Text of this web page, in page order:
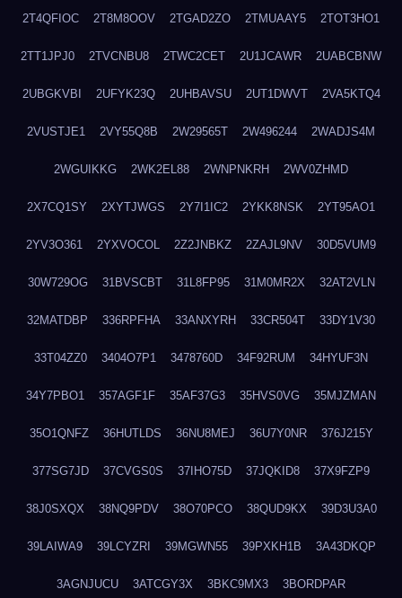
2T4QFIOC 2T8M8OOV 2TGAD2ZO 2TMUAAY5 2TOT3HO1
2TT1JPJ0 2TVCNBU8 2TWC2CET 2U1JCAWR 2UABCBNW
2UBGKVBI 2UFYK23Q 2UHBAVSU 2UT1DWVT 2VA5KTQ4
2VUSTJE1 2VY55Q8B 2W29565T 2W496244 2WADJS4M
2WGUIKKG 2WK2EL88 2WNPNKRH 2WV0ZHMD
2X7CQ1SY 2XYTJWGS 2Y7I1IC2 2YKK8NSK 2YT95AO1
2YV3O361 2YXVOCOL 2Z2JNBKZ 2ZAJL9NV 30D5VUM9
30W729OG 31BVSCBT 31L8FP95 31M0MR2X 32AT2VLN
32MATDBP 336RPFHA 33ANXYRH 33CR504T 33DY1V30
33T04ZZ0 3404O7P1 3478760D 34F92RUM 34HYUF3N
34Y7PBO1 357AGF1F 35AF37G3 35HVS0VG 35MJZMAN
35O1QNFZ 36HUTLDS 36NU8MEJ 36U7Y0NR 376J215Y
377SG7JD 37CVGS0S 37IHO75D 37JQKID8 37X9FZP9
38J0SXQX 38NQ9PDV 38O70PCO 38QUD9KX 39D3U3A0
39LAIWA9 39LCYZRI 39MGWN55 39PXKH1B 3A43DKQP
3AGNJUCU 3ATCGY3X 3BKC9MX3 3BORDPAR